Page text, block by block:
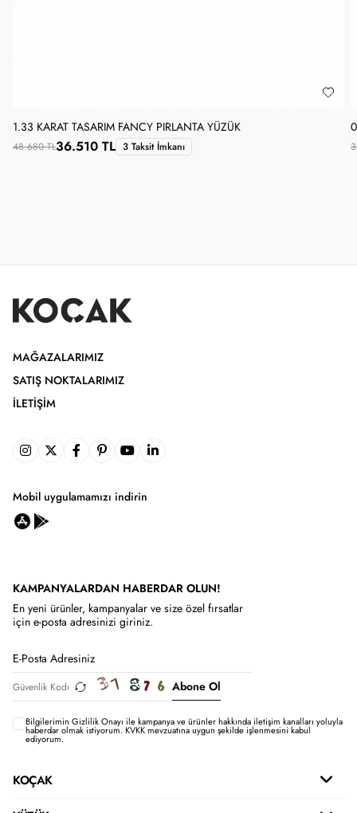
1.33 KARAT TASARIM FANCY PIRLANTA YÜZÜK
48.680 TL36.510 TL 3 Taksit İmkanı
MAĞAZALARIMIZ
SATIŞ NOKTALARIMIZ
İLETIŞIM
Mobil uygulamamızı indirin
KAMPANYALARDAN HABERDAR OLUN!
En yeni ürünler, kampanyalar ve size özel fırsatlar
için e-posta adresinizi giriniz.
Abone Ol
Bilgilerimin Gizlilik Onayı ile kampanya ve ürünler hakkında iletişim kanalları yoluyla
haberdar olmak istiyorum.KVKK mevzuatına uygun şekilde işlenmesini kabul
ediyorum.
KOÇAK